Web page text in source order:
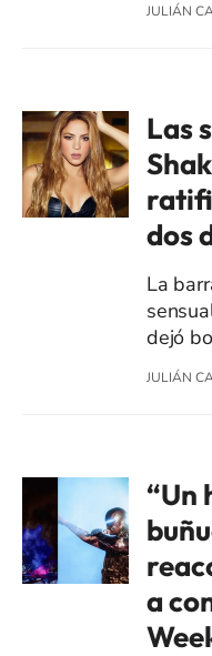
JULIÁN
Las
dos
La
dejó
JULIÁN
“Un
a